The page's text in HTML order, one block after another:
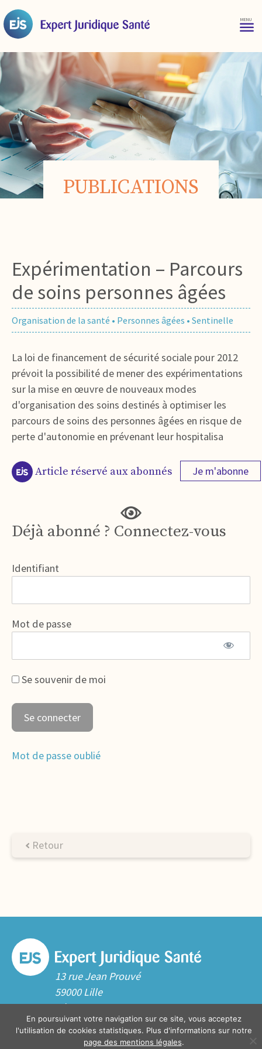
PUBLICATIONS
Expérimentation – Parcours
de soins personnes âgées
Organisation de la santé • Personnes âgées • Sentinelle
La loi de financement de sécurité sociale pour 2012
prévoit la possibilité de mener des expérimentations
sur la mise en œuvre de nouveaux modes
d'organisation des soins destinés à optimiser les
parcours de soins des personnes âgées en risque de
perte d'autonomie en prévenant leur hospitalisa
Article réservé aux abonnés Je m'abonne
Déjà abonné ? Connectez-vous
Identifiant
Mot de passe
Se souvenir de moi
Mot de passe oublié
Retour
13 rue Jean Prouvé
59000 Lille
Tél. 03 20 06 70 10
Contact
En poursuivant votre navigation sur ce site, vous acceptez
l'utilisation de cookies statistiques. Plus d'informations sur notre
page des mentions légales.